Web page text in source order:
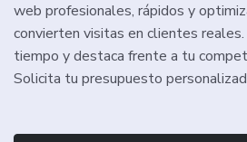
web profesionales, rápidos y
convierten visitas en clientes
tiempo y destaca frente a tu
Solicita tu presupuesto